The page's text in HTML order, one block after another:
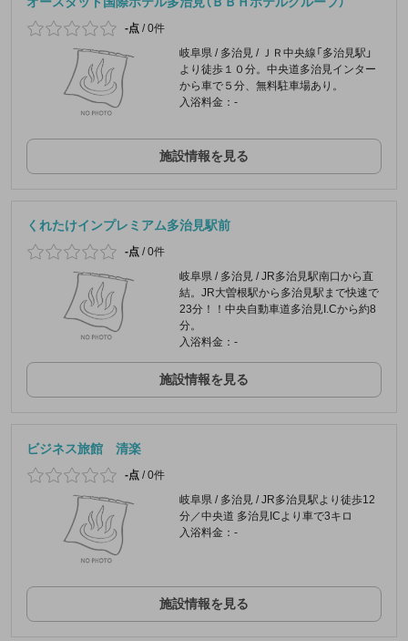
-点 /0件
岐阜県 / 多治見 / ＪＲ中央線「多治見駅」
より徒歩１０分。中央道多治見インター
から車で５分、無料駐車場あり。
入浴料金：-
施設情報を見る
くれたけインプレミアム多治見駅前
-点 /0件
岐阜県 / 多治見 / JR多治見駅南口から直
結。JR大曽根駅から多治見駅まで快速で
23分！！中央自動車道多治見I.Cから約8
分。
入浴料金：-
施設情報を見る
ビジネス旅館 清楽
-点 /0件
岐阜県 / 多治見 / JR多治見駅より徒歩12
分／中央道 多治見ICより車で3キロ
入浴料金：-
施設情報を見る